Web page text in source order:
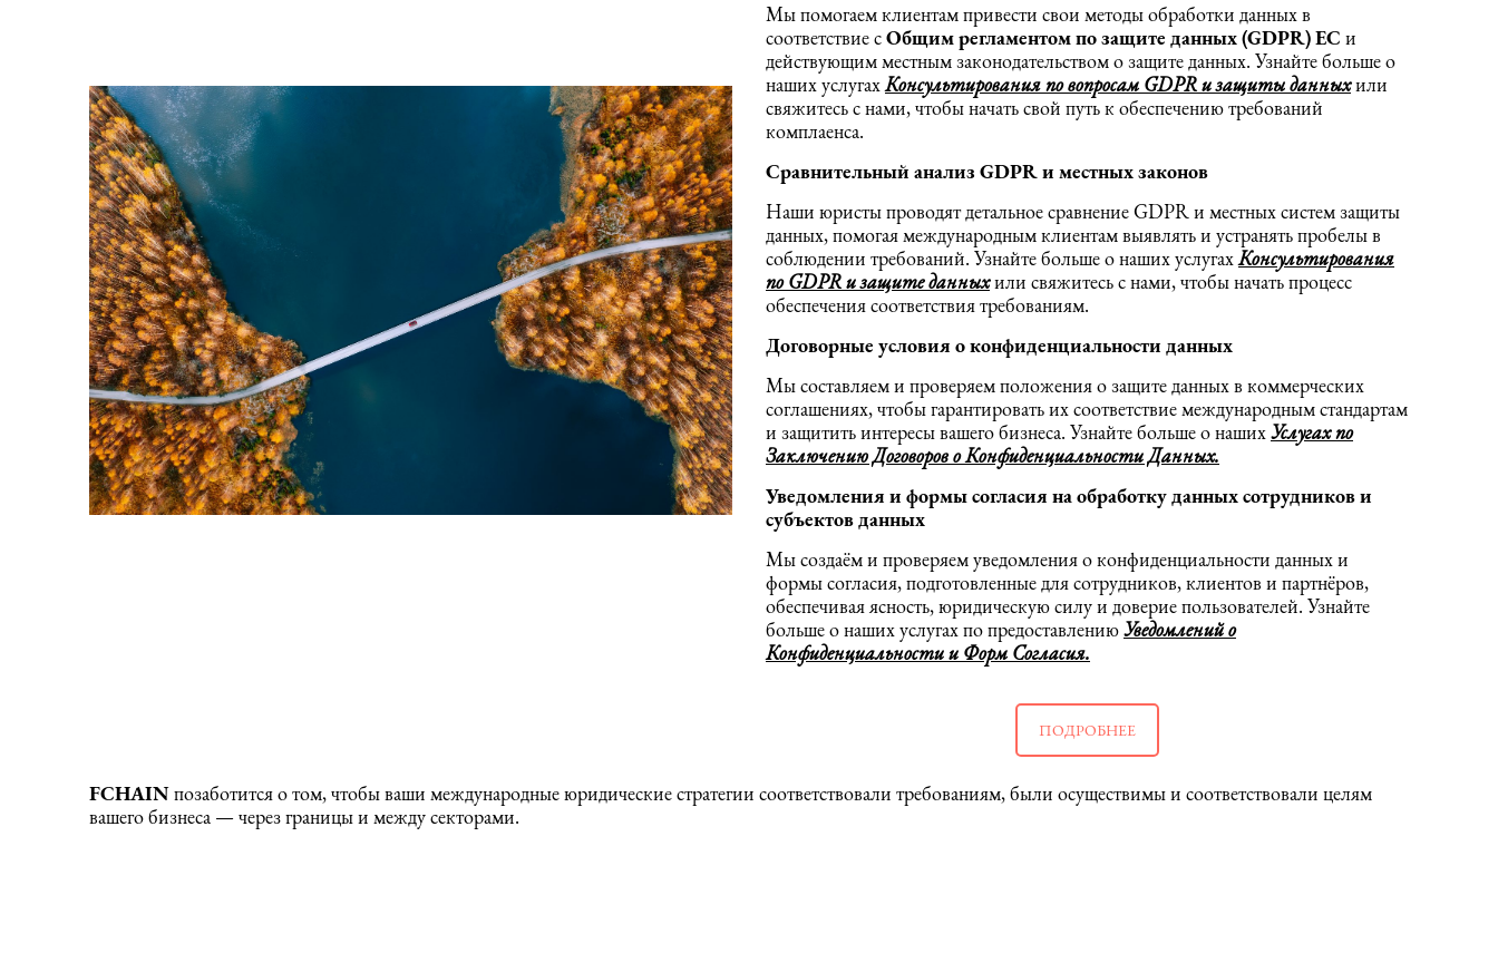
Мы помогаем клиентам привести свои методы обработки данных в
соответствие сОбщим регламентом по защите данных (GDPR) ЕС и
действующим местным законодательством о защите данных. Узнайте больше о
наших услугахКонсультирования по вопросам GDPR и защиты данныхили
свяжитесь с нами, чтобы начать свой путь к обеспечению требований
комплаенса.
Сравнительный анализ GDPR и местных законов
Наши юристы проводят детальное сравнение GDPR и местных систем защиты
данных, помогая международным клиентам выявлять и устранять пробелы в
соблюдении требований. Узнайте больше о наших услугахКонсультирования
по GDPR и защите данныхили свяжитесь с нами, чтобы начать процесс
обеспечения соответствия требованиям.
Договорные условия о конфиденциальности данных
Мы составляем и проверяем положения о защите данных в коммерческих
соглашениях, чтобы гарантировать их соответствие международным стандартам
и защитить интересы вашего бизнеса. Узнайте больше о нашихУслугах по
Заключению Договоров о Конфиденциальности Данных.
Уведомления и формы согласия на обработку данных сотрудников и
субъектов данных
Мы создаём и проверяем уведомления о конфиденциальности данных и
формы согласия, подготовленные для сотрудников, клиентов и партнёров,
обеспечивая ясность, юридическую силу и доверие пользователей. Узнайте
больше о наших услугах по предоставлениюУведомлений о
Конфиденциальности и Форм Согласия.
ПОДРОБНЕЕ
FCHAINпозаботится о том, чтобы ваши международные юридические стратегии соответствовали требованиям, были осуществимы и соответствовали целям
вашего бизнеса — через границы и между секторами.